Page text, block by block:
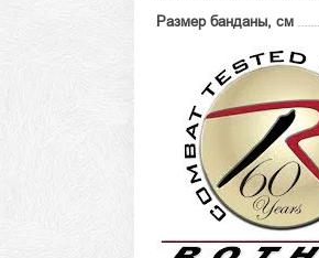
Размер банданы, см